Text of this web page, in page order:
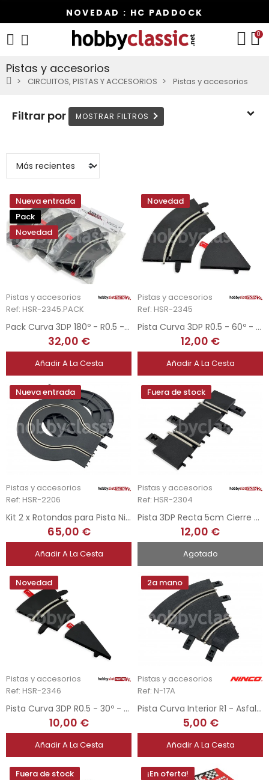
NOVEDAD : HC PADDOCK
0
Pistas y accesorios
CIRCUITOS, PISTAS Y ACCESORIOS Pistas y accesorios
Filtrar por
Nueva entrada
Pack
Novedad
Pistas y accesorios
Ref: HSR-2345.PACK
Pack Curva 3DP 180º - R0.5 - Carrera
32,00 €
Añadir A La Cesta
Novedad
Pistas y accesorios
Ref: HSR-2345
Pista Curva 3DP R0.5 - 60º - Carrera
12,00 €
Añadir A La Cesta
Nueva entrada
Pistas y accesorios
Ref: HSR-2206
Kit 2 x Rotondas para Pista Ninco
65,00 €
Añadir A La Cesta
Fuera de stock
Pistas y accesorios
Ref: HSR-2304
Pista 3DP Recta 5cm Cierre - Ninco
12,00 €
Agotado
Novedad
Pistas y accesorios
Ref: HSR-2346
Pista Curva 3DP R0.5 - 30º - Carrera
10,00 €
Añadir A La Cesta
2a mano
Pistas y accesorios
Ref: N-17A
Pista Curva Interior R1 - Asfalto
5,00 €
Añadir A La Cesta
Fuera de stock ¡En oferta!